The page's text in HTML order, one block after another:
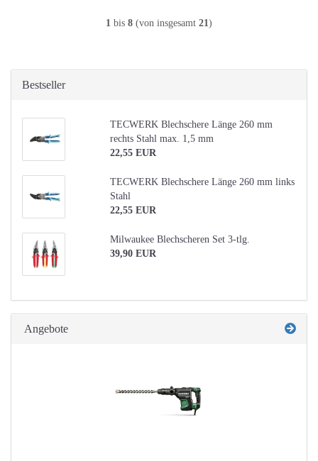
1 bis 8 (von insgesamt 21)
Bestseller
TECWERK Blechschere Länge 260 mm
rechts Stahl max. 1,5 mm
22,55 EUR
TECWERK Blechschere Länge 260 mm links
Stahl
22,55 EUR
Milwaukee Blechscheren Set 3-tlg.
39,90 EUR
Angebote